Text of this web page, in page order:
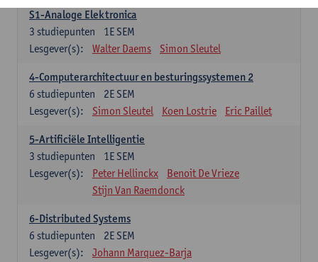
S1-Analoge Elektronica
1E SEM
3 studiepunten
Lesgever(s):
Walter Daems Simon Sleutel
4-Computerarchitectuur en besturingssystemen 2
2E SEM
6 studiepunten
Lesgever(s):
Simon Sleutel Koen Lostrie Eric Paillet
5-Artificiële Intelligentie
1E SEM
3 studiepunten
Lesgever(s):
Peter Hellinckx
Benoit De Vrieze
Stijn Van Raemdonck
6-Distributed Systems
2E SEM
6 studiepunten
Lesgever(s):
Johann Marquez-Barja